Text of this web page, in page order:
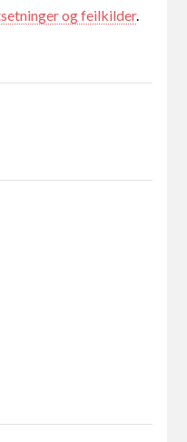
og feilkilder.